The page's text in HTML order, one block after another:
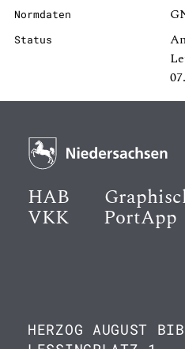
Normdaten
Status
HAB
VKK PortApp
HERZOG AUGUST